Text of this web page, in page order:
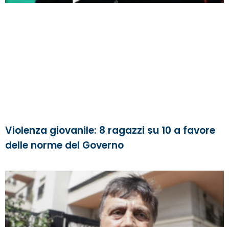
Violenza giovanile: 8 ragazzi su 10 a favore
delle norme del Governo